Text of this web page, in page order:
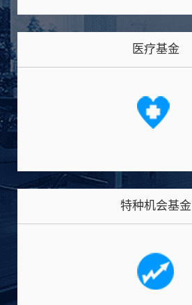
医疗基金
特种机会基金